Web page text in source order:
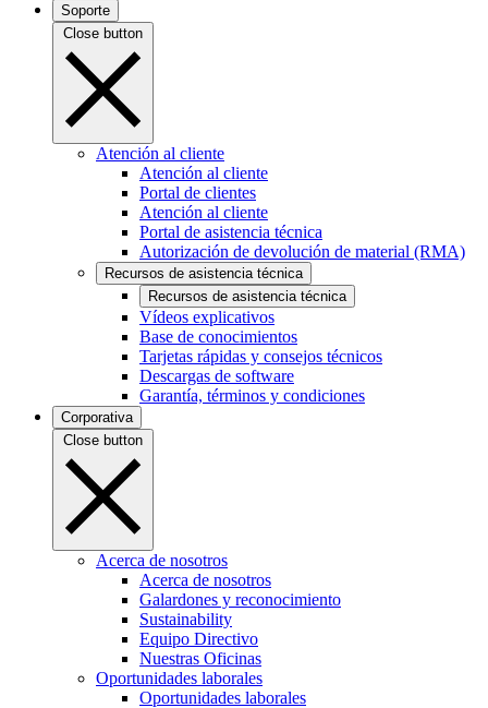
Soporte
Close button
Atención al cliente
Atención al cliente
Portal de clientes
Atención al cliente
Portal de asistencia técnica
Autorización de devolución de material (RMA)
Recursos de asistencia técnica
Recursos de asistencia técnica
Vídeos explicativos
Base de conocimientos
Tarjetas rápidas y consejos técnicos
Descargas de software
Garantía, términos y condiciones
Corporativa
Close button
Acerca de nosotros
Acerca de nosotros
Galardones y reconocimiento
Sustainability
Equipo Directivo
Nuestras Oficinas
Oportunidades laborales
Oportunidades laborales